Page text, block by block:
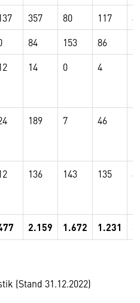
357 80 117
84 153 86
14 0 4
189 7 46
136 143 135
2.159 1.672 1.231
(Stand 31.12.2022)